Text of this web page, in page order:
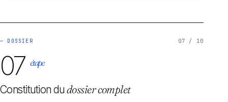
— DOSSIER 07 / 10
07 étape
Constitution du dossier complet